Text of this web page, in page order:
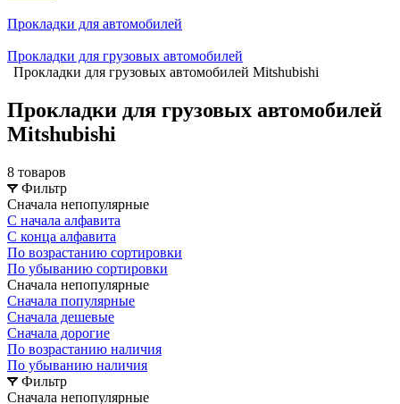
Прокладки для автомобилей
Прокладки для грузовых автомобилей
Прокладки для грузовых автомобилей Mitshubishi
Прокладки для грузовых автомобилей
Mitshubishi
8 товаров
Фильтр
Сначала непопулярные
С начала алфавита
С конца алфавита
По возрастанию сортировки
По убыванию сортировки
Сначала непопулярные
Сначала популярные
Сначала дешевые
Сначала дорогие
По возрастанию наличия
По убыванию наличия
Фильтр
Сначала непопулярные